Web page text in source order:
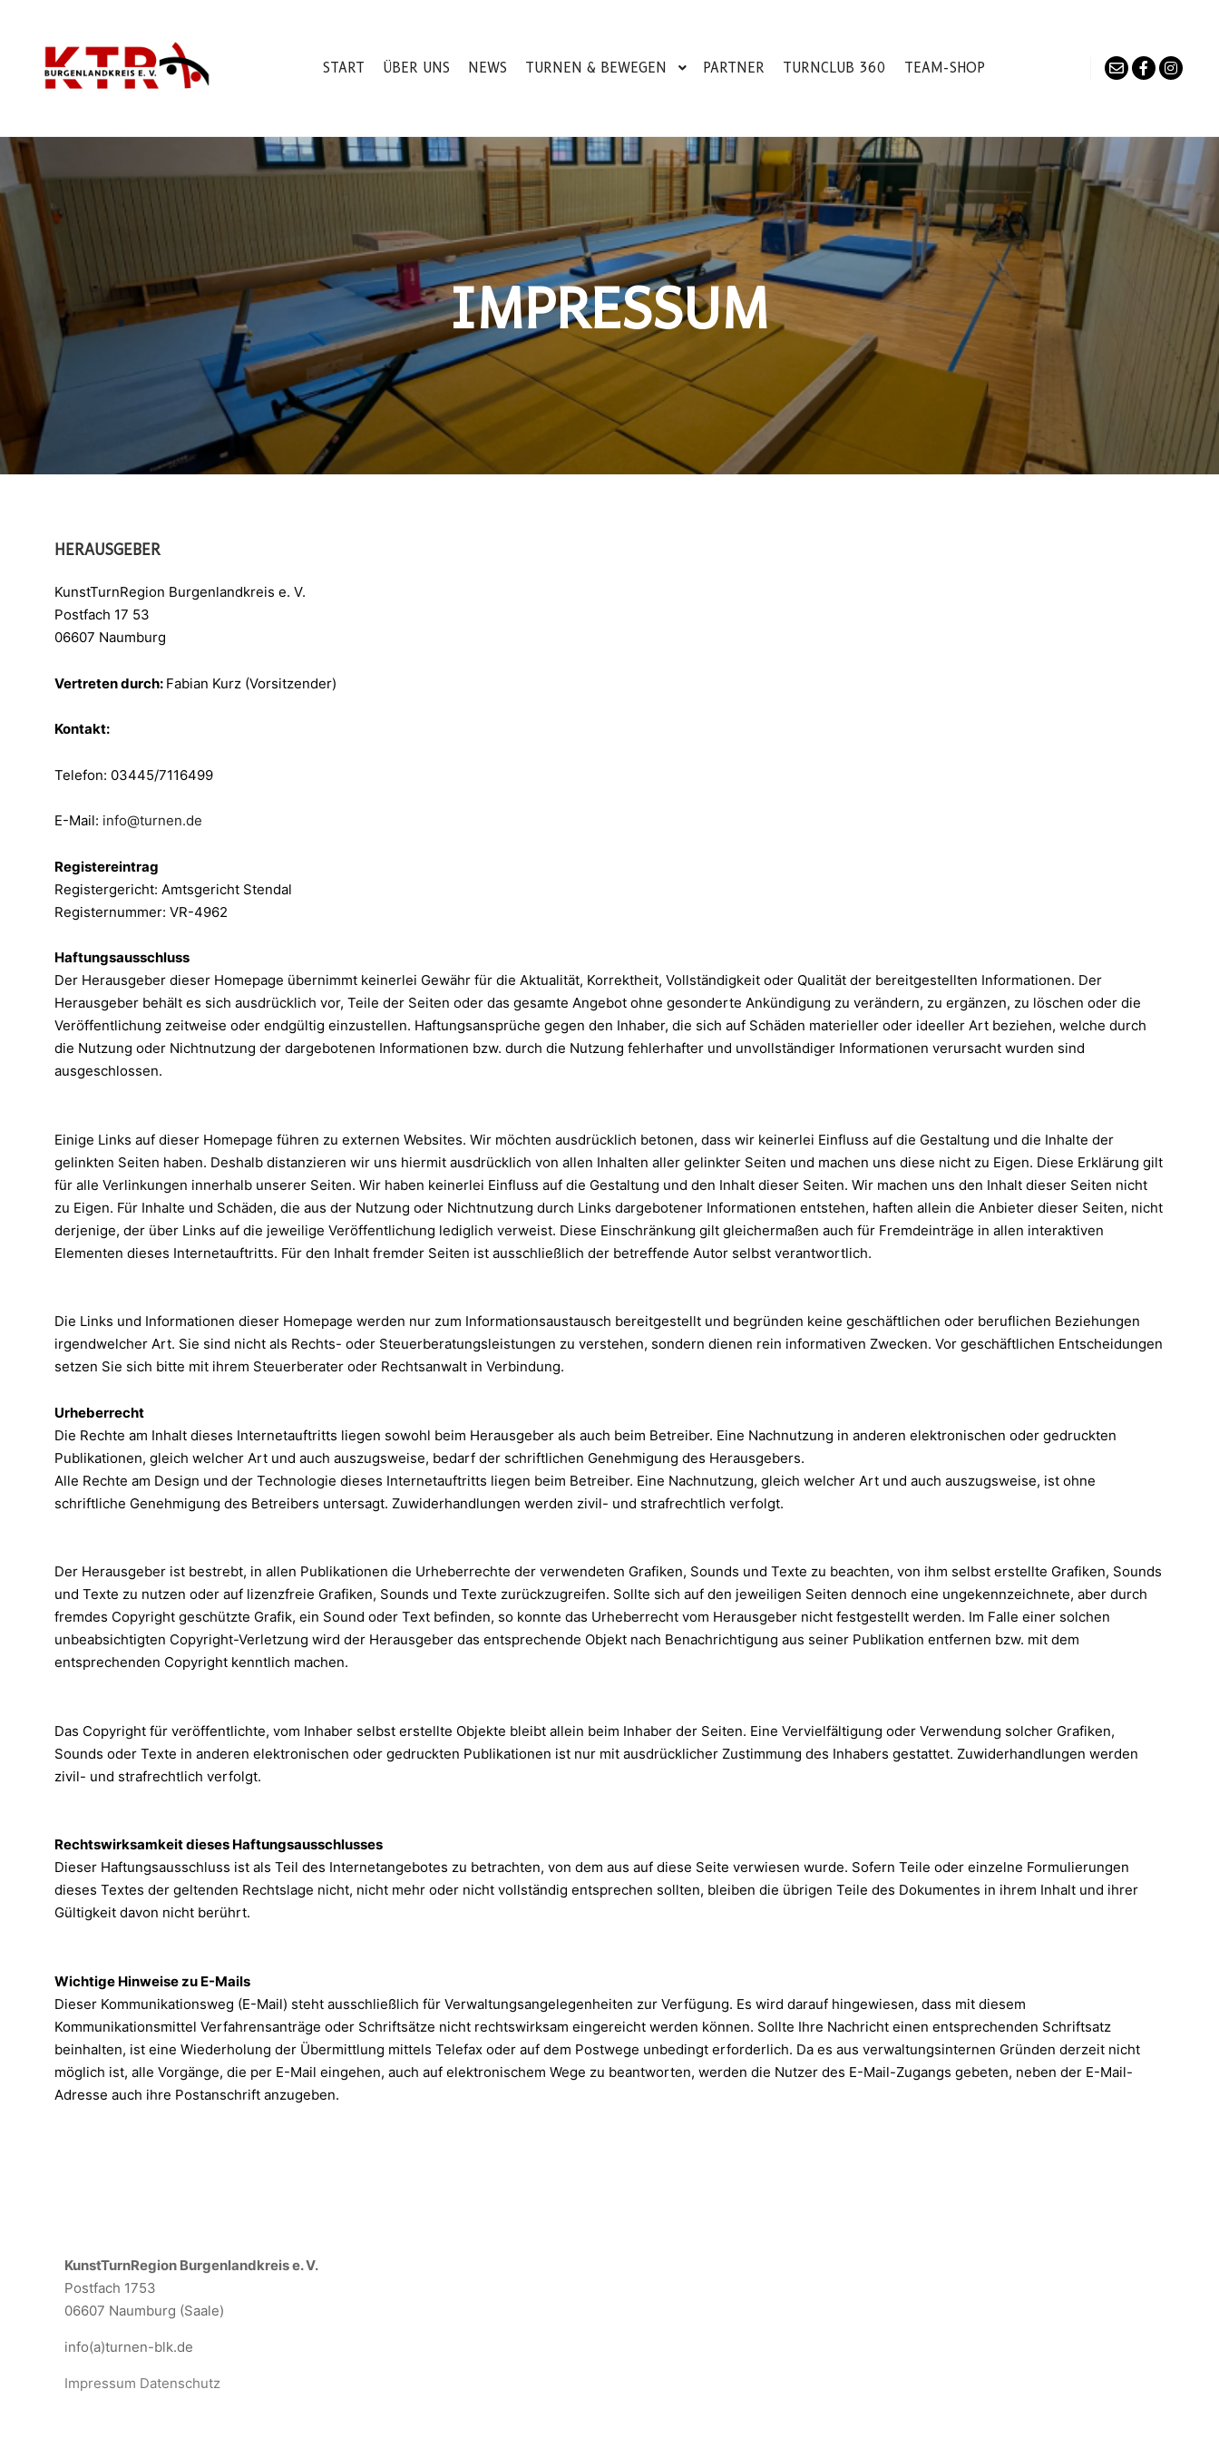
START ÜBER UNS NEWS TURNEN & BEWEGEN PARTNER TURNCLUB 360 TEAM-SHOP
IMPRESSUM
HERAUSGEBER
KunstTurnRegion Burgenlandkreis e. V.
Postfach 17 53
06607 Naumburg
​Vertreten durch: Fabian Kurz (Vorsitzender)
Kontakt:
Telefon: 03445/7116499
E-Mail: info@turnen.de
Registereintrag
Registergericht: Amtsgericht Stendal
Registernummer: VR-4962
Haftungsausschluss
Der Herausgeber dieser Homepage übernimmt keinerlei Gewähr für die Aktualität, Korrektheit, Vollständigkeit oder Qualität der bereitgestellten Informationen. Der
Herausgeber behält es sich ausdrücklich vor, Teile der Seiten oder das gesamte Angebot ohne gesonderte Ankündigung zu verändern, zu ergänzen, zu löschen oder die
Veröffentlichung zeitweise oder endgültig einzustellen. Haftungsansprüche gegen den Inhaber, die sich auf Schäden materieller oder ideeller Art beziehen, welche durch
die Nutzung oder Nichtnutzung der dargebotenen Informationen bzw. durch die Nutzung fehlerhafter und unvollständiger Informationen verursacht wurden sind
ausgeschlossen.
Einige Links auf dieser Homepage führen zu externen Websites. Wir möchten ausdrücklich betonen, dass wir keinerlei Einfluss auf die Gestaltung und die Inhalte der
gelinkten Seiten haben. Deshalb distanzieren wir uns hiermit ausdrücklich von allen Inhalten aller gelinkter Seiten und machen uns diese nicht zu Eigen. Diese Erklärung gilt
für alle Verlinkungen innerhalb unserer Seiten. Wir haben keinerlei Einfluss auf die Gestaltung und den Inhalt dieser Seiten. Wir machen uns den Inhalt dieser Seiten nicht
zu Eigen. Für Inhalte und Schäden, die aus der Nutzung oder Nichtnutzung durch Links dargebotener Informationen entstehen, haften allein die Anbieter dieser Seiten, nicht
derjenige, der über Links auf die jeweilige Veröffentlichung lediglich verweist. Diese Einschränkung gilt gleichermaßen auch für Fremdeinträge in allen interaktiven
Elementen dieses Internetauftritts. Für den Inhalt fremder Seiten ist ausschließlich der betreffende Autor selbst verantwortlich.
Die Links und Informationen dieser Homepage werden nur zum Informationsaustausch bereitgestellt und begründen keine geschäftlichen oder beruflichen Beziehungen
irgendwelcher Art. Sie sind nicht als Rechts- oder Steuerberatungsleistungen zu verstehen, sondern dienen rein informativen Zwecken. Vor geschäftlichen Entscheidungen
setzen Sie sich bitte mit ihrem Steuerberater oder Rechtsanwalt in Verbindung.
Urheberrecht
Die Rechte am Inhalt dieses Internetauftritts liegen sowohl beim Herausgeber als auch beim Betreiber. Eine Nachnutzung in anderen elektronischen oder gedruckten
Publikationen, gleich welcher Art und auch auszugsweise, bedarf der schriftlichen Genehmigung des Herausgebers.
Alle Rechte am Design und der Technologie dieses Internetauftritts liegen beim Betreiber. Eine Nachnutzung, gleich welcher Art und auch auszugsweise, ist ohne
schriftliche Genehmigung des Betreibers untersagt. Zuwiderhandlungen werden zivil- und strafrechtlich verfolgt.
Der Herausgeber ist bestrebt, in allen Publikationen die Urheberrechte der verwendeten Grafiken, Sounds und Texte zu beachten, von ihm selbst erstellte Grafiken, Sounds
und Texte zu nutzen oder auf lizenzfreie Grafiken, Sounds und Texte zurückzugreifen. Sollte sich auf den jeweiligen Seiten dennoch eine ungekennzeichnete, aber durch
fremdes Copyright geschützte Grafik, ein Sound oder Text befinden, so konnte das Urheberrecht vom Herausgeber nicht festgestellt werden. Im Falle einer solchen
unbeabsichtigten Copyright-Verletzung wird der Herausgeber das entsprechende Objekt nach Benachrichtigung aus seiner Publikation entfernen bzw. mit dem
entsprechenden Copyright kenntlich machen.
Das Copyright für veröffentlichte, vom Inhaber selbst erstellte Objekte bleibt allein beim Inhaber der Seiten. Eine Vervielfältigung oder Verwendung solcher Grafiken,
Sounds oder Texte in anderen elektronischen oder gedruckten Publikationen ist nur mit ausdrücklicher Zustimmung des Inhabers gestattet. Zuwiderhandlungen werden
zivil- und strafrechtlich verfolgt.
Rechtswirksamkeit dieses Haftungsausschlusses
Dieser Haftungsausschluss ist als Teil des Internetangebotes zu betrachten, von dem aus auf diese Seite verwiesen wurde. Sofern Teile oder einzelne Formulierungen
dieses Textes der geltenden Rechtslage nicht, nicht mehr oder nicht vollständig entsprechen sollten, bleiben die übrigen Teile des Dokumentes in ihrem Inhalt und ihrer
Gültigkeit davon nicht berührt.
Wichtige Hinweise zu E-Mails
Dieser Kommunikationsweg (E-Mail) steht ausschließlich für Verwaltungsangelegenheiten zur Verfügung. Es wird darauf hingewiesen, dass mit diesem
Kommunikationsmittel Verfahrensanträge oder Schriftsätze nicht rechtswirksam eingereicht werden können. Sollte Ihre Nachricht einen entsprechenden Schriftsatz
beinhalten, ist eine Wiederholung der Übermittlung mittels Telefax oder auf dem Postwege unbedingt erforderlich. Da es aus verwaltungsinternen Gründen derzeit nicht
möglich ist, alle Vorgänge, die per E-Mail eingehen, auch auf elektronischem Wege zu beantworten, werden die Nutzer des E-Mail-Zugangs gebeten, neben der E-Mail-
Adresse auch ihre Postanschrift anzugeben.
KunstTurnRegion Burgenlandkreis e. V.
Postfach 1753
06607 Naumburg (Saale)
info(a)turnen-blk.de
Impressum Datenschutz